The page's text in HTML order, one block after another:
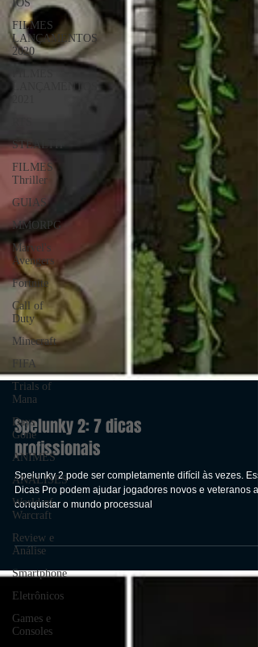
IOS
FILMES
LANÇAMENTOS
2020
LANÇAMENTOS
STEALTH
FILMES
Thriller
GUIAS
MMORPG
Marvel's
Avengers
Fortnite
Call of
Duty
Minecraft
FIFA
Trials of
Mana
Days
Gone
ANIMES
ANÁLISES
World of
Warcraft
Review e
Análise
Smartphone
Eletrônicos
Games e
Consoles
Spelunky 2: 7 dicas
profissionais
Spelunky 2 pode ser completamente difícil às vezes.
Dicas Pro podem ajudar jogadores novos e veteranos a
conquistar o mundo processual